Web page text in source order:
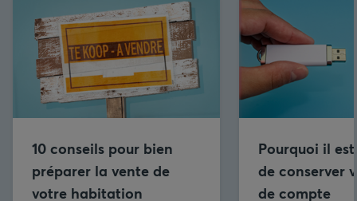
10 conseils pour bien
préparer la vente de
votre habitation
Pourquoi il
de conserver
de compte